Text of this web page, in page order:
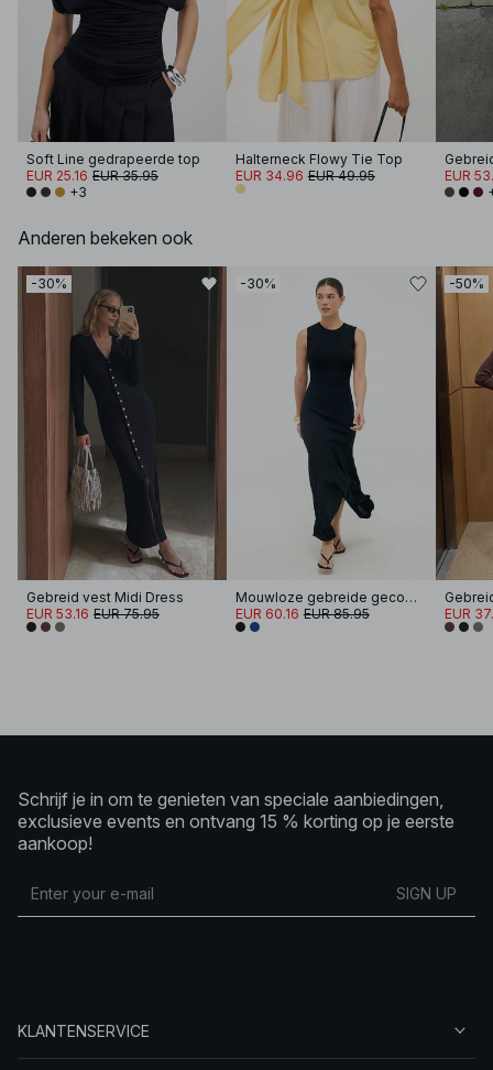
Soft Line gedrapeerde top
EUR 25.16 EUR 35.95
+3
Halterneck Flowy Tie Top
EUR 34.96 EUR 49.95
EUR
Anderen bekeken ook
-30%
Gebreid vest Midi Dress
EUR 53.16 EUR 75.95
-30%
Mouwloze gebreide gecombineerde jurk
EUR 60.16 EUR 85.95
-50%
EUR
Schrijf je in om te genieten van speciale aanbiedingen,
exclusieve events en ontvang 15 % korting op je eerste
aankoop!
SIGN UP
KLANTENSERVICE